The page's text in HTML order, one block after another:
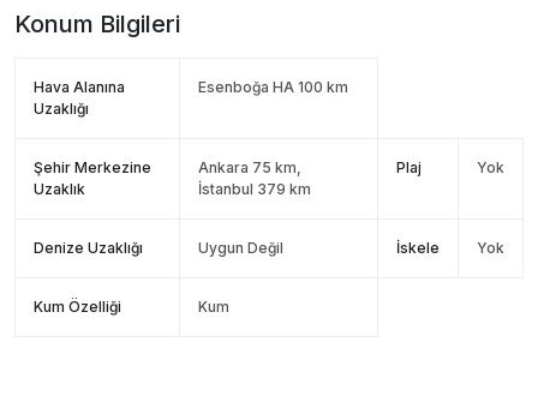
Konum Bilgileri
Hava Alanına
Uzaklığı
Esenboğa HA 100 km
Şehir Merkezine
Uzaklık
Ankara 75 km,
İstanbul 379 km
Plaj Yok
Denize Uzaklığı Uygun Değil İskele Yok
Kum Özelliği Kum